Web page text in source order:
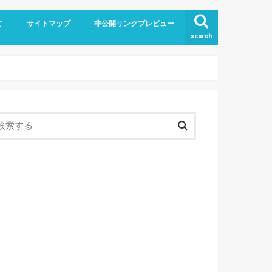
search
サイトマップ 非公開リンクプレビュー